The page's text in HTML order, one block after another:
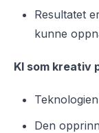
Resultatet
kunne
KI som kreativ
Den